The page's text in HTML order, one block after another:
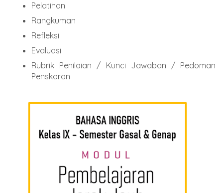
Pelatihan
Rangkuman
Refleksi
Evaluasi
Rubrik Penilaian / Kunci Jawaban / Pedoman
Penskoran